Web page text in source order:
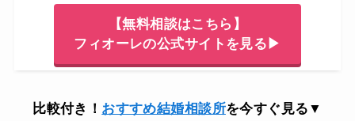
【無料相談はこちら】
フィオーレの公式サイトを見る▶
比較付き！ おすすめ結婚相談所を今すぐ見る▼